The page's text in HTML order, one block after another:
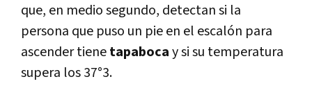
que, en medio segundo, detectan si la
persona que puso un pie en el escalón para
ascender tienetapabocay si su temperatura
supera los 37°3.